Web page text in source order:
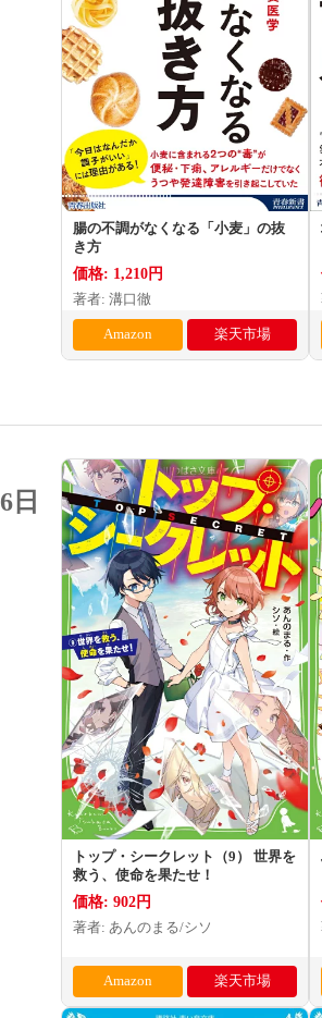
腸の不調がなくなる「小麦」の抜
き方
価格: 1,210円
著者: 溝口徹
Amazon 楽天市場
6日
トップ・シークレット（9） 世界を
救う、使命を果たせ！
価格: 902円
著者: あんのまる/シソ
Amazon 楽天市場